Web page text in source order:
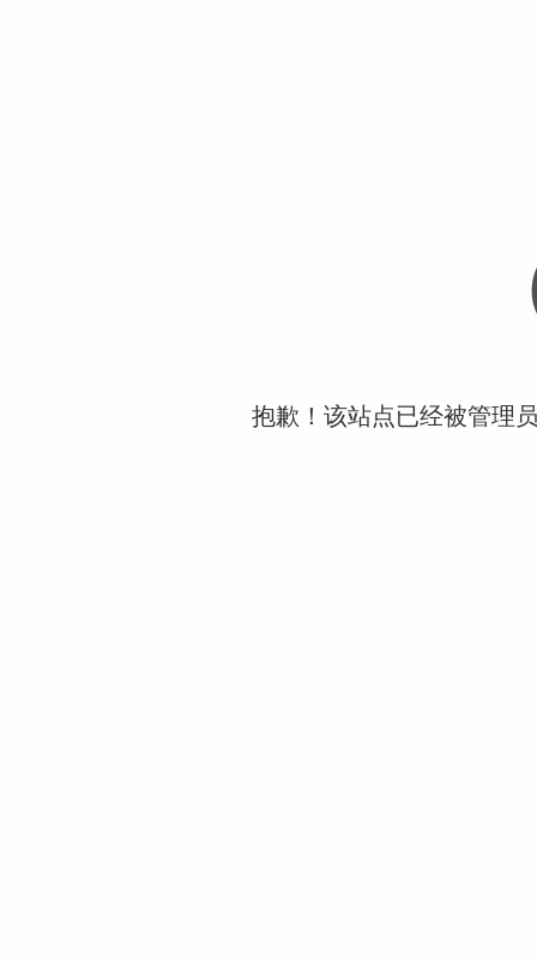
抱歉！该站点已经被管理